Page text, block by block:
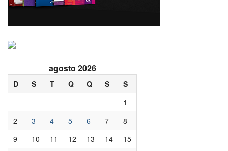
agosto 2026
D S T Q Q S
S
1
2
3 4 5 6 7
8
9
10 11 12 13 14
15